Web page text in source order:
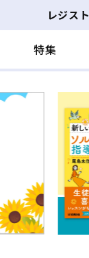
特集
レジスト